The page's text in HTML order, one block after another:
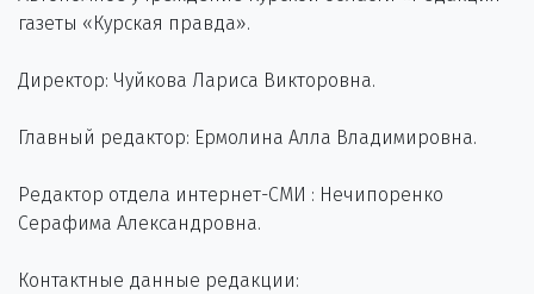
газеты «Курская правда».
Директор: Чуйкова Лариса Викторовна.
Главный редактор: Ермолина Алла Владимировна.
Редактор отдела интернет-СМИ : Нечипоренко
Серафима Александровна.
Контактные данные редакции: